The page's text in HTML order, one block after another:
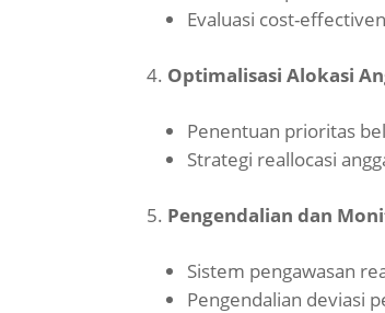
Evaluasi cost-
Optimalisasi Alokasi
Penentuan prioritas
Strategi reallocasi
Pengendalian dan
Sistem pengawasan
Pengendalian deviasi